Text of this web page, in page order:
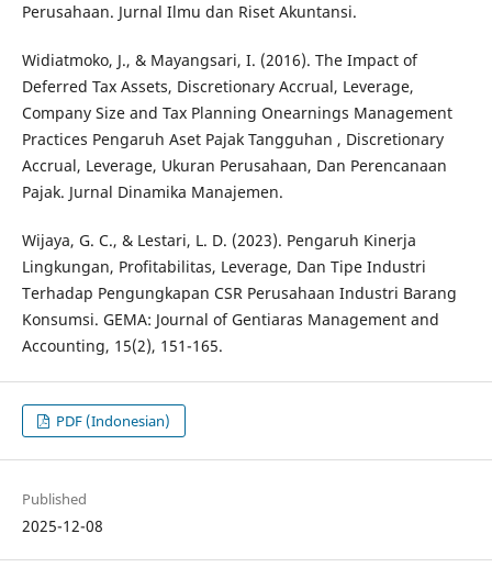
Perusahaan. Jurnal Ilmu dan Riset Akuntansi.
Widiatmoko, J., & Mayangsari, I. (2016). The Impact of
Deferred Tax Assets, Discretionary Accrual, Leverage,
Company Size and Tax Planning Onearnings Management
Practices Pengaruh Aset Pajak Tangguhan , Discretionary
Accrual, Leverage, Ukuran Perusahaan, Dan Perencanaan
Pajak. Jurnal Dinamika Manajemen.
Wijaya, G. C., & Lestari, L. D. (2023). Pengaruh Kinerja
Lingkungan, Profitabilitas, Leverage, Dan Tipe Industri
Terhadap Pengungkapan CSR Perusahaan Industri Barang
Konsumsi. GEMA: Journal of Gentiaras Management and
Accounting, 15(2), 151-165.
PDF (Indonesian)
Published
2025-12-08